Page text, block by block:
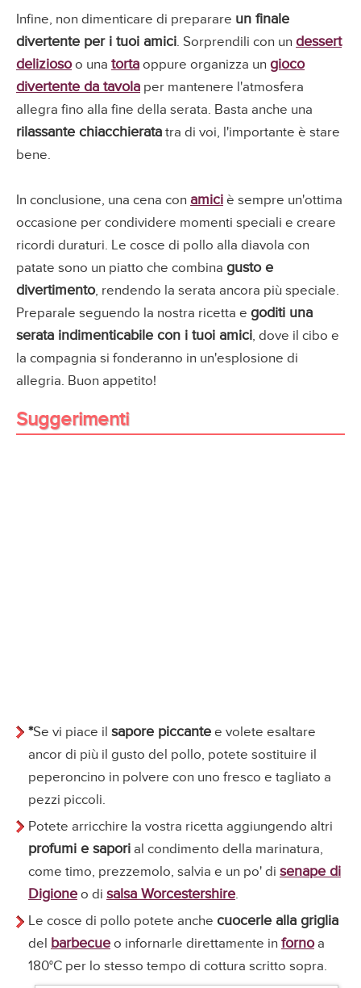
Infine, non dimenticare di preparare un finale
divertente per i tuoi amici. Sorprendili con un dessert
deliziosoo una torta oppure organizza un gioco
divertente da tavola per mantenere l'atmosfera
allegra fino alla fine della serata. Basta anche una
rilassante chiacchierata tra di voi, l'importante è stare
bene.
In conclusione, una cena con amici è sempre un'ottima
occasione per condividere momenti speciali e creare
ricordi duraturi. Le cosce di pollo alla diavola con
patate sono un piatto che combina gusto e
divertimento, rendendo la serata ancora più speciale.
Preparale seguendo la nostra ricetta e goditi una
serata indimenticabile con i tuoi amici, dove il cibo e
la compagnia si fonderanno in un'esplosione di
allegria. Buon appetito!
Suggerimenti
*Se vi piace il sapore piccante e volete esaltare
ancor di più il gusto del pollo, potete sostituire il
peperoncino in polvere con uno fresco e tagliato a
pezzi piccoli.
Potete arricchire la vostra ricetta aggiungendo altri
profumi e sapori al condimento della marinatura,
come timo, prezzemolo, salvia e un po' di senape di
Digione o di salsa Worcestershire.
Le cosce di pollo potete anche cuocerle alla griglia
del barbecue o infornarle direttamente in fornoa
180°C per lo stesso tempo di cottura scritto sopra.